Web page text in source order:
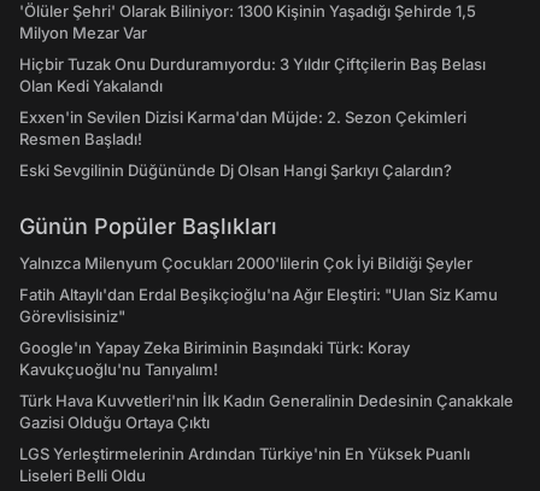
'Ölüler Şehri' Olarak Biliniyor: 1300 Kişinin Yaşadığı Şehirde 1,5
Milyon Mezar Var
Hiçbir Tuzak Onu Durduramıyordu: 3 Yıldır Çiftçilerin Baş Belası
Olan Kedi Yakalandı
Exxen'in Sevilen Dizisi Karma'dan Müjde: 2. Sezon Çekimleri
Resmen Başladı!
Eski Sevgilinin Düğününde Dj Olsan Hangi Şarkıyı Çalardın?
Günün Popüler Başlıkları
Yalnızca Milenyum Çocukları 2000'lilerin Çok İyi Bildiği Şeyler
Fatih Altaylı'dan Erdal Beşikçioğlu'na Ağır Eleştiri: "Ulan Siz Kamu
Görevlisisiniz"
Google'ın Yapay Zeka Biriminin Başındaki Türk: Koray
Kavukçuoğlu'nu Tanıyalım!
Türk Hava Kuvvetleri'nin İlk Kadın Generalinin Dedesinin Çanakkale
Gazisi Olduğu Ortaya Çıktı
LGS Yerleştirmelerinin Ardından Türkiye'nin En Yüksek Puanlı
Liseleri Belli Oldu